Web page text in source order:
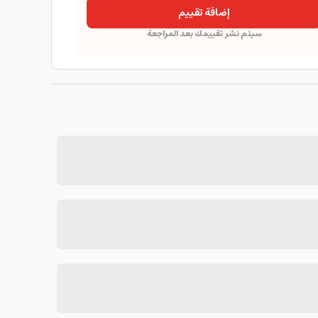
إضافة تقييم
سيتم نشر تقييمك بعد المراجعة